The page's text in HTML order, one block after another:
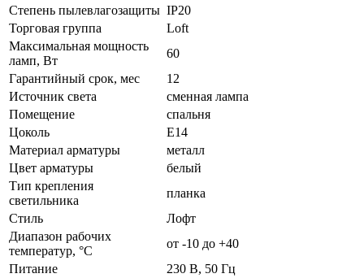
Степень пылевлагозащиты IP20
Торговая группа
Loft
Максимальная мощность
ламп, Вт
60
Гарантийный срок, мес
12
Источник света
сменная лампа
Помещение
спальня
Цоколь
E14
Материал арматуры
металл
Цвет арматуры
белый
Тип крепления
светильника
планка
Стиль
Лофт
Диапазон рабочих
температур, °C
от -10 до +40
Питание
230 В, 50 Гц